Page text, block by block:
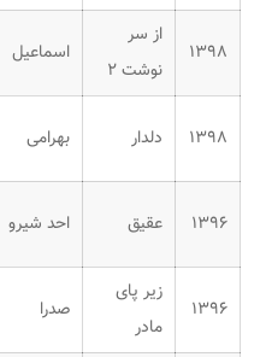
۱۳۹۸
از سر
نوشت ۲
اسماعیل
۱۳۹۸ دلدار بهرامی
۱۳۹۶ عقیق احد شیرو
۱۳۹۶
زیر پای
مادر
صدرا